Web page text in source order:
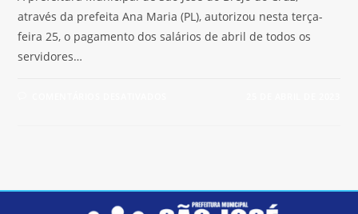
através da prefeita Ana Maria (PL), autorizou nesta terça-
feira 25, o pagamento dos salários de abril de todos os
servidores…